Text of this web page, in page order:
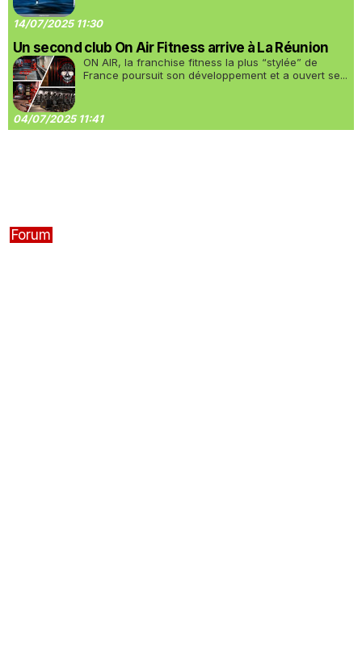
14/07/2025 11:30
Un second club On Air Fitness arrive à La Réunion
ON AIR, la franchise fitness la plus “stylée” de
France poursuit son développement et a ouvert se...
04/07/2025 11:41
Forum